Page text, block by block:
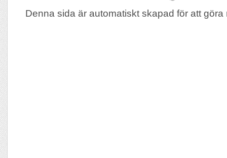
Denna sida är automatiskt skapad för att göra